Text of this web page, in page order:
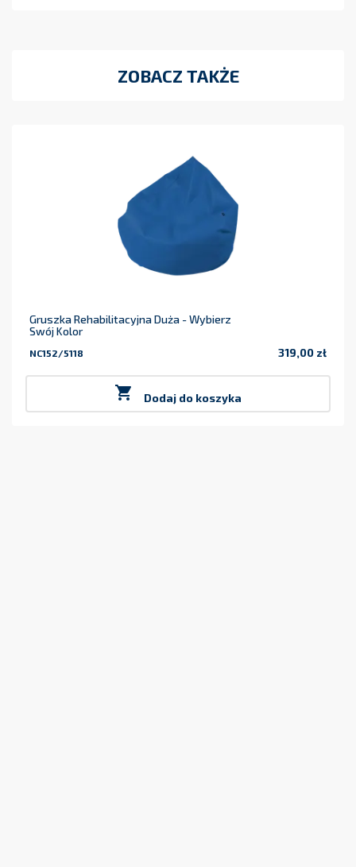
ZOBACZ TAKŻE
Gruszka Rehabilitacyjna Duża - Wybierz
Swój Kolor
NC152/5118 319,00 zł
 Dodaj do koszyka